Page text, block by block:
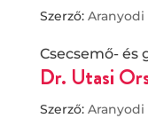
Szerző: Aranyodi
Csecsemő- és
Dr. Utasi
Szerző: Aranyodi